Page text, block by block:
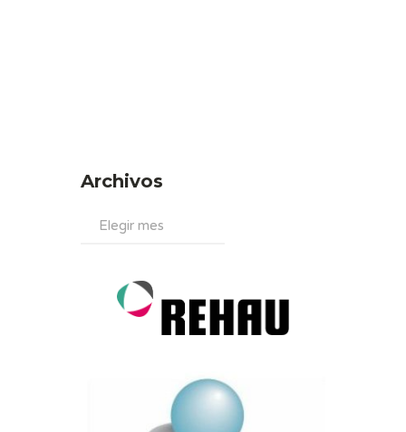
Archivos
Archivos